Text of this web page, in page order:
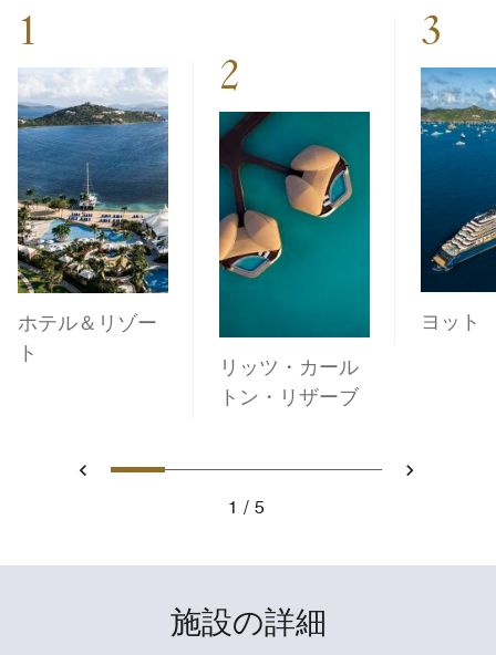
1
ホテル＆リゾー
ト
2
リッツ・カール
トン・リザーブ
3
ヨット
戻る
1 2 3 4 5 次へ
1 5
施設の詳細